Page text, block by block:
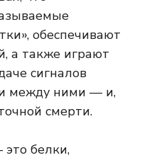
обеспечивают
а также играют
сигналов
между ними — и,
смерти.
белки,